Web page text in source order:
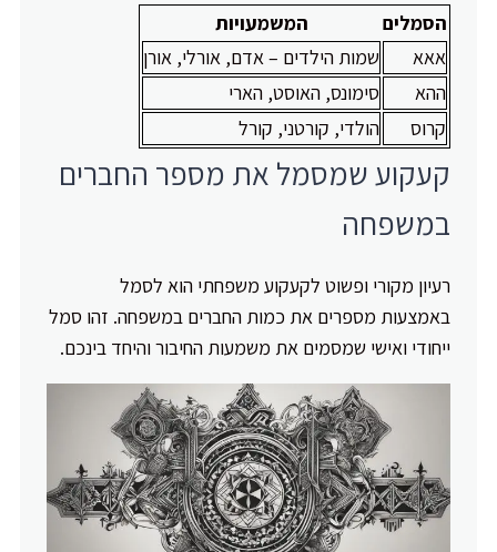
הסמלים
המשמעויות
אאא
שמות הילדים – אדם, אורלי, אורן
ההא
סימונס, האוסט, הארי
קרוס
הולדי, קורטני, קורל
קעקוע שמסמל את מספר החברים
במשפחה
רעיון מקורי ופשוט לקעקוע משפחתי הוא לסמל
באמצעות מספרים את כמות החברים במשפחה. זהו סמל
ייחודי ואישי שמסמים את משמעות החיבור והיחד בינכם.